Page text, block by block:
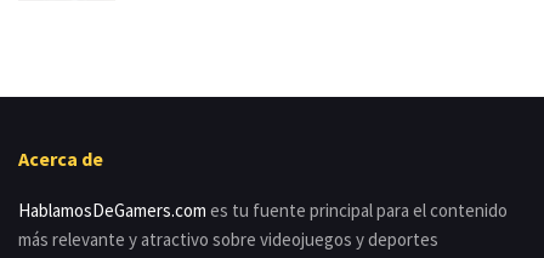
Acerca de
HablamosDeGamers.com es tu fuente principal para el contenido
más relevante y atractivo sobre videojuegos y deportes